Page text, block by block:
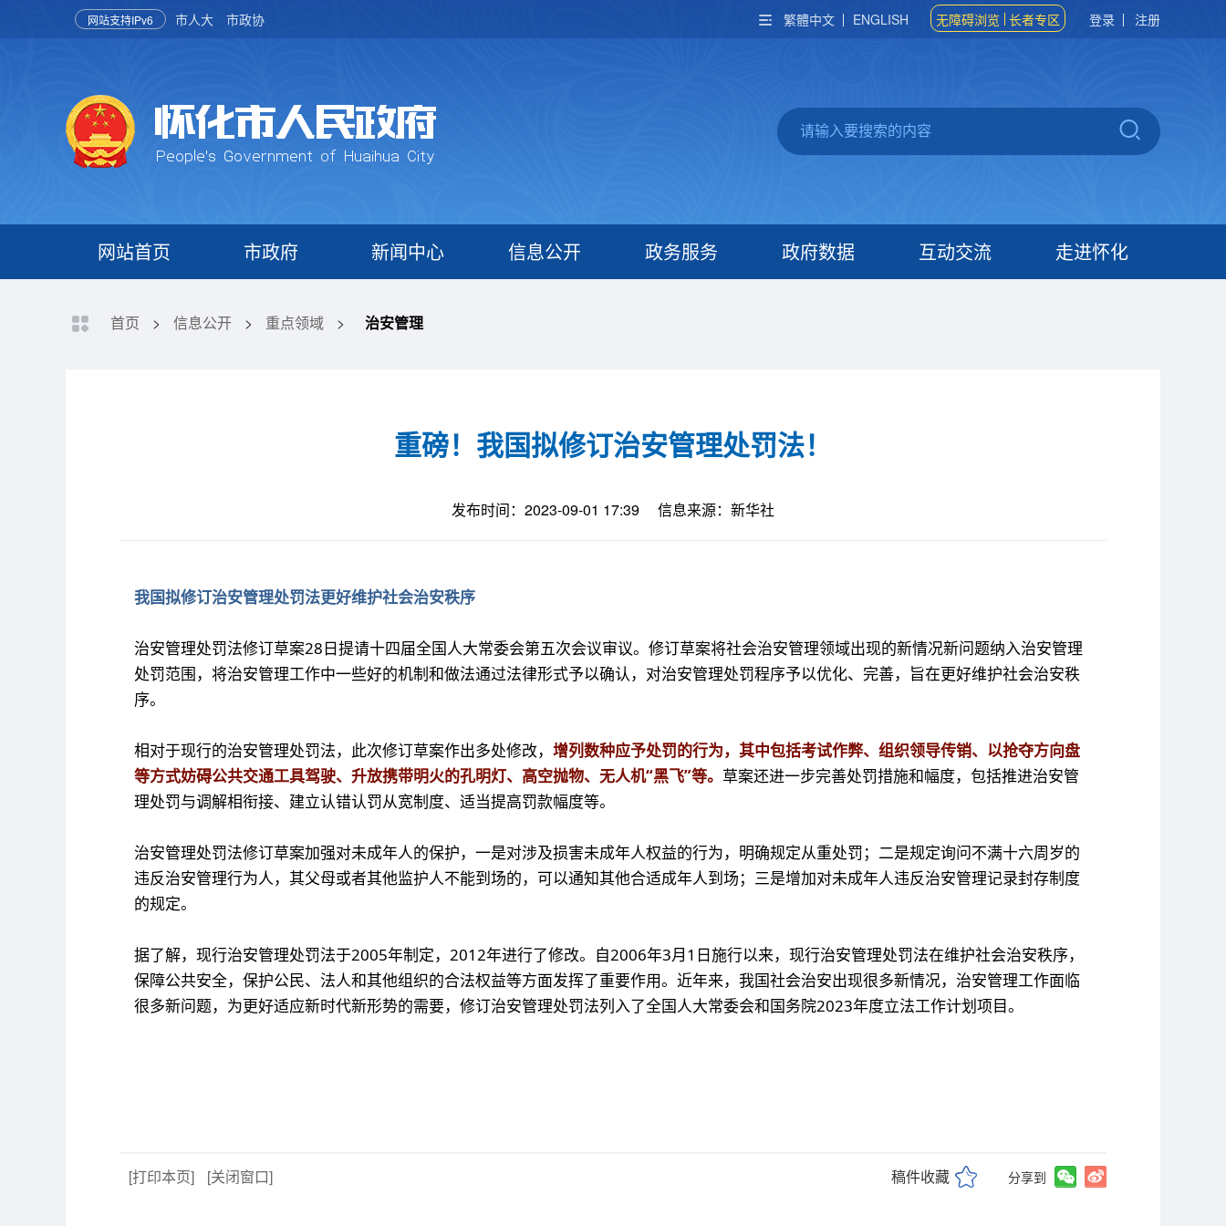
网站支持IPv6 市人大 市政协 繁體中文 ENGLISH 无障碍浏览 长者专区 登录 注册
网站首页 市政府 新闻中心 信息公开 政务服务 政府数据 互动交流 走进怀化
首页 > 信息公开 > 重点领域 > 治安管理
重磅！我国拟修订治安管理处罚法！
发布时间：2023-09-01 17:39 信息来源：新华社
我国拟修订治安管理处罚法更好维护社会治安秩序
治安管理处罚法修订草案28日提请十四届全国人大常委会第五次会议审议。修订草案将社会治安管理领域出现的新情况新问题纳入治安管理
处罚范围，将治安管理工作中一些好的机制和做法通过法律形式予以确认，对治安管理处罚程序予以优化、完善，旨在更好维护社会治安秩
序。
相对于现行的治安管理处罚法，此次修订草案作出多处修改， 增列数种应予处罚的行为，其中包括考试作弊、组织领导传销、以抢夺方向盘
等方式妨碍公共交通工具驾驶、升放携带明火的孔明灯、高空抛物、无人机“黑飞”等。 草案还进一步完善处罚措施和幅度，包括推进治安管
理处罚与调解相衔接、建立认错认罚从宽制度、适当提高罚款幅度等。
治安管理处罚法修订草案加强对未成年人的保护，一是对涉及损害未成年人权益的行为，明确规定从重处罚；二是规定询问不满十六周岁的
违反治安管理行为人，其父母或者其他监护人不能到场的，可以通知其他合适成年人到场；三是增加对未成年人违反治安管理记录封存制度
的规定。
据了解，现行治安管理处罚法于2005年制定，2012年进行了修改。自2006年3月1日施行以来，现行治安管理处罚法在维护社会治安秩序，
保障公共安全，保护公民、法人和其他组织的合法权益等方面发挥了重要作用。近年来，我国社会治安出现很多新情况，治安管理工作面临
很多新问题，为更好适应新时代新形势的需要，修订治安管理处罚法列入了全国人大常委会和国务院2023年度立法工作计划项目。
[打印本页] [关闭窗口] 稿件收藏 分享到